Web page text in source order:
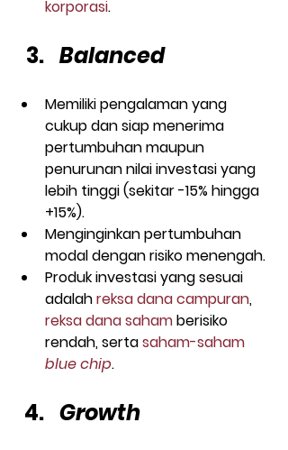
korporasi.
Balanced
Memiliki pengalaman yang
cukup dan siap menerima
pertumbuhan maupun
penurunan nilai investasi yang
lebih tinggi (sekitar -15% hingga
+15%).
Menginginkan pertumbuhan
modal dengan risiko menengah.
Produk investasi yang sesuai
adalah reksa dana campuran,
reksa dana saham berisiko
rendah, serta saham-saham
blue chip.
Growth